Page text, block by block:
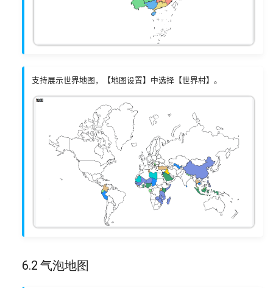
支持展示世界地图，【地图设置】中选择【世界村】。
6.2 气泡地图